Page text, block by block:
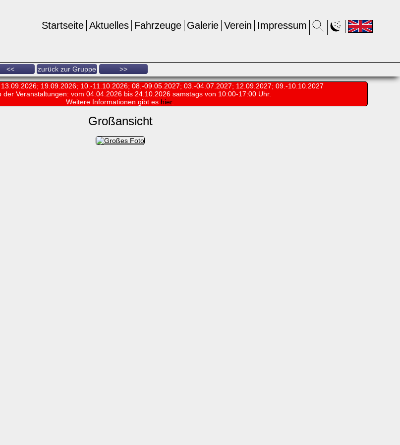
Impressum
Verein
Galerie
Fahrzeuge
Aktuelles
Startseite
<< zurück zur Gruppe >>
19.09.2026; 10.-11.10.2026; 08.-09.05.2027; 03.-04.07.2027; 12.09.2027; 09.-10.10.2027
der Veranstaltungen:vom 04.04.2026 bis 24.10.2026 samstags von 10:00-17:00 Uhr.
Weitere Informationen gibt es hier.
Großansicht